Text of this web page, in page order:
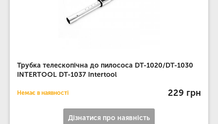
Трубка телескопічна до пилососа DT-1020/DT-1030
INTERTOOL DT-1037 Intertool
Немає в наявності 229 грн
Дізнатися про наявність